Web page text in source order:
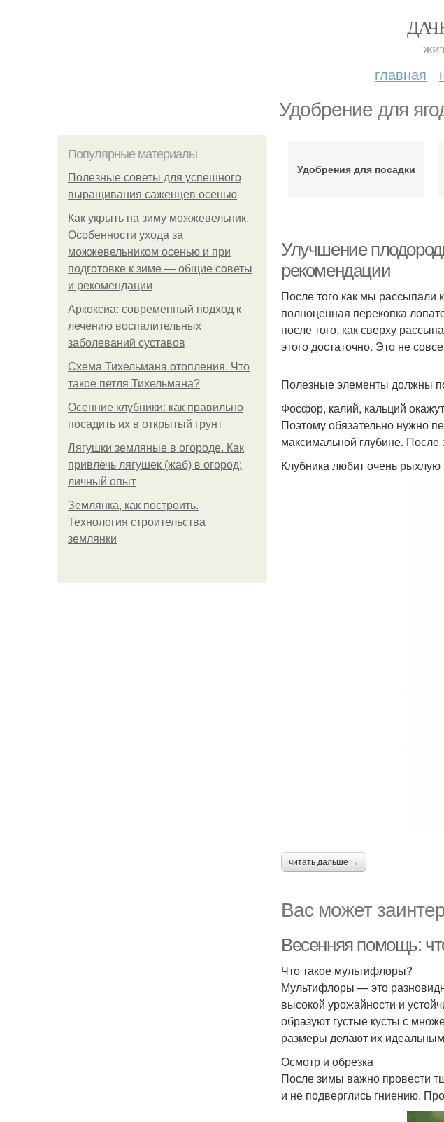
главная
Удобрение для
Популярные материалы
Полезные советы для успешного
выращивания саженцев осенью
Как укрыть на зиму можжевельник.
Особенности ухода за
можжевельником осенью и при
подготовке к зиме — общие советы
и рекомендации
Аркоксиа: современный подход к
лечению воспалительных
заболеваний суставов
Схема Тихельмана отопления. Что
такое петля Тихельмана?
Осенние клубники: как правильно
посадить их в открытый грунт
Лягушки земляные в огороде. Как
привлечь лягушек (жаб) в огород:
личный опыт
Землянка, как построить.
Технология строительства
землянки
Удобрения для посадки
Улучшение
рекомендации
После того как мы рассыпали
полноценная перекопка
после того, как сверху
этого достаточно. Это не
Полезные элементы должны
Фосфор, калий, кальций
Поэтому обязательно нужно
максимальной глубине. После
Клубника любит очень рыхлую
читать дальше →
Вас может
Весенняя помощь:
Что такое мультифлоры?
Мультифлоры — это
высокой урожайности и
образуют густые кусты с
размеры делают их
Осмотр и обрезка
После зимы важно провести
и не подверглись гниению.